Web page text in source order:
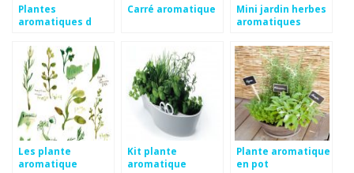
Plantes
aromatiques d
Carré aromatique
Mini jardin herbes
aromatiques
Les plante
aromatique
Kit plante
aromatique
Plante aromatique
en pot